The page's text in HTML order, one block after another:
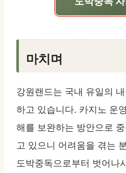
마치며
강원랜드는 국내 유일의
하고 있습니다. 카지노 운
해를 보완하는 방안으로
고 있으니 어려움을 겪는
도박중독으로부터 벗어나